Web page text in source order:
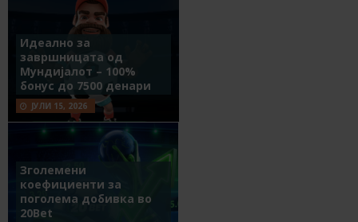
Идеално за
завршницата од
Мундијалот – 100%
бонус до 7500 денари
ЈУЛИ 15, 2026
Зголемени
коефициенти за
поголема добивка во
20Bet